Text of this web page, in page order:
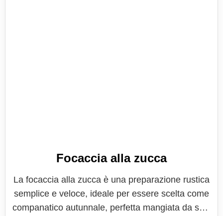
Focaccia alla zucca
La focaccia alla zucca è una preparazione rustica
semplice e veloce, ideale per essere scelta come
companatico autunnale, perfetta mangiata da sola